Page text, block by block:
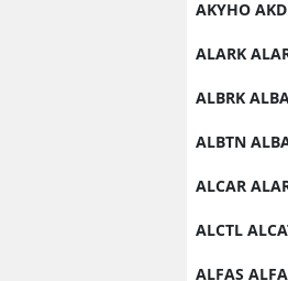
AKYHO
ALARK
ALBRK
ALBTN
ALCAR
ALCTL
ALFAS